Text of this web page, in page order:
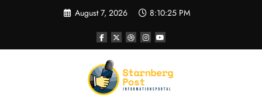
August 7, 2026 8:10:26 PM